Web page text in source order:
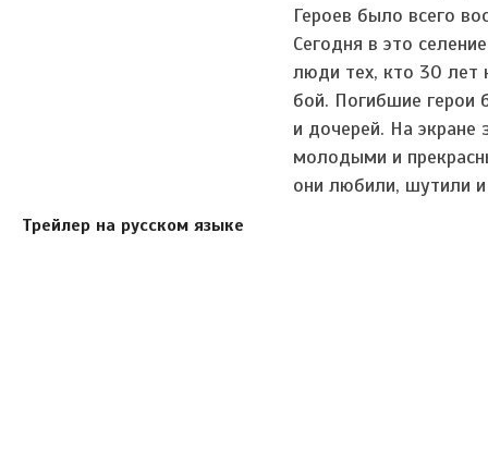
Героев было всего
Сегодня в это
люди тех, кто 30 лет
бой. Погибшие
и дочерей. На экране
молодыми и
они любили, шутили
Трейлер на русском языке